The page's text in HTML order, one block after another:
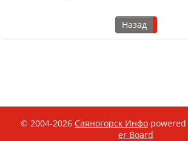
Назад
© 2004-2026 Саяногорск Инфо
er Board